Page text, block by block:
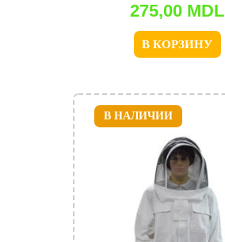
275,00 MDL
В КОРЗИНУ
В НАЛИЧИИ